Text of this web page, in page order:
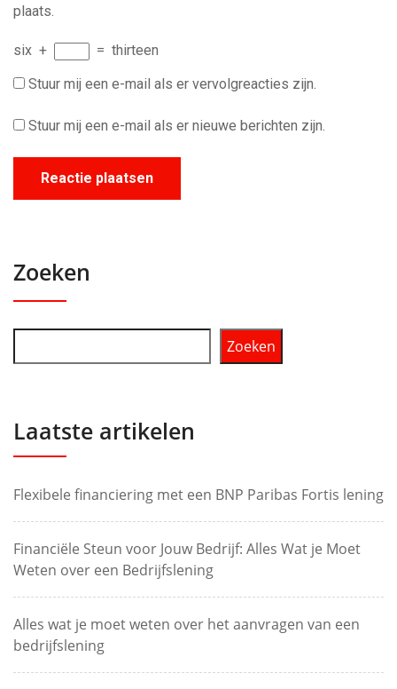
plaats.
six + = thirteen
Stuur mij een e-mail als er vervolgreacties zijn.
Stuur mij een e-mail als er nieuwe berichten zijn.
Zoeken
Zoeken
Laatste artikelen
Flexibele financiering met een BNP Paribas Fortis lening
Financiële Steun voor Jouw Bedrijf: Alles Wat je Moet
Weten over een Bedrijfslening
Alles wat je moet weten over het aanvragen van een
bedrijfslening